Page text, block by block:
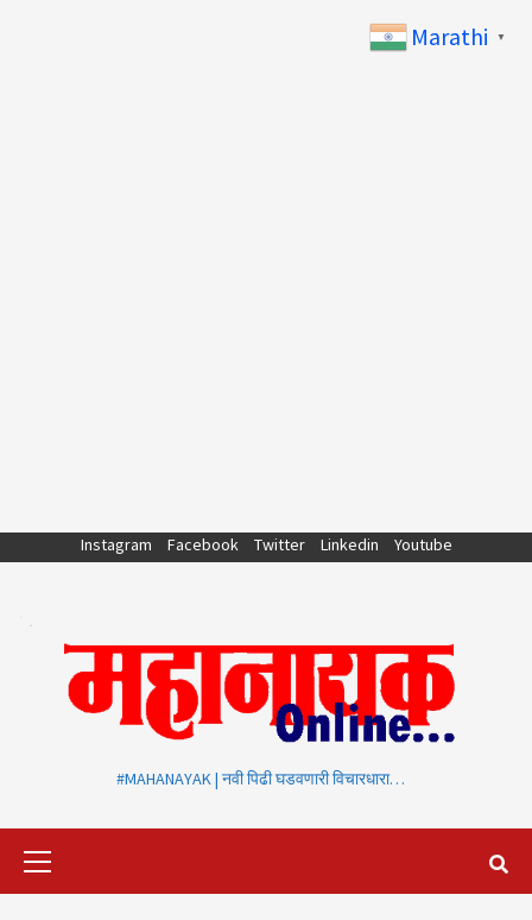
Instagram Facebook Twitter Linkedin Youtube
#MAHANAYAK | नवी पिढी घडवणारी विचारधारा…
Marathi ▼